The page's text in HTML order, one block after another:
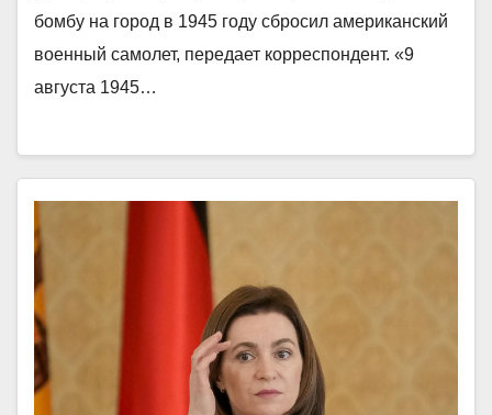
бомбу на город в 1945 году сбросил американский
военный самолет, передает корреспондент. «9
августа 1945…